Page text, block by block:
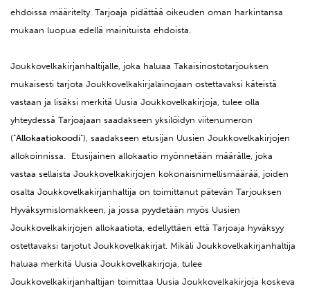
ehdoissa määritelty. Tarjoaja pidättää oikeuden oman harkintansa
mukaan luopua edellä mainituista ehdoista.
Joukkovelkakirjanhaltijalle, joka haluaa Takaisinostotarjouksen
mukaisesti tarjota Joukkovelkakirjalainojaan ostettavaksi käteistä
vastaan ja lisäksi merkitä Uusia Joukkovelkakirjoja, tulee olla
yhteydessä Tarjoajaan saadakseen yksilöidyn viitenumeron
(”Allokaatiokoodi”), saadakseen etusijan Uusien Joukkovelkakirjojen
allokoinnissa. Etusijainen allokaatio myönnetään määrälle, joka
vastaa sellaista Joukkovelkakirjojen kokonaisnimellismäärää, joiden
osalta Joukkovelkakirjanhaltija on toimittanut pätevän Tarjouksen
Hyväksymislomakkeen, ja jossa pyydetään myös Uusien
Joukkovelkakirjojen allokaatiota, edellyttäen että Tarjoaja hyväksyy
ostettavaksi tarjotut Joukkovelkakirjat. Mikäli Joukkovelkakirjanhaltija
haluaa merkitä Uusia Joukkovelkakirjoja, tulee
Joukkovelkakirjanhaltijan toimittaa Uusia Joukkovelkakirjoja koskeva